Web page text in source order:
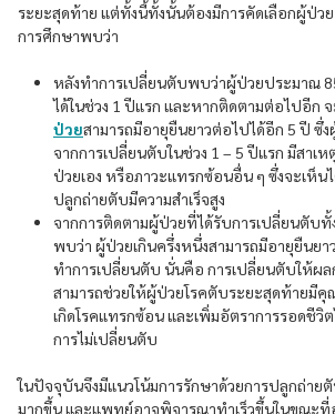
ระยะสุดท้าย แต่ทั้งนี้ทั้งนั้นต้องมีการคัดเลือกผู้ป่วย
การศึกษาพบว่า
หลังทำการเปลี่ยนตับพบว่าผู้ป่วยประมาณ
ได้ในช่วง 1 ปีแรก และหากติดตามต่อไปอีก
ป่วยสามารถมีอายุยืนยาวต่อไปได้อีก 5 ปี ซึ่
จากการเปลี่ยนตับในช่วง 1 – 5 ปีแรก มีสาเห
ป่วยเอง หรือภาวะแทรกซ้อนอื่น ๆ ซึ่งจะเห็น
ปลูกถ่ายตับมีความสำเร็จสูง
จากการติดตามผู้ป่วยที่ได้รับการเปลี่ยนตับ
พบว่า ผู้ป่วยเกินครึ่งหนึ่งสามารถมีอายุยืนยา
ทำการเปลี่ยนตับ นั่นคือ การเปลี่ยนตับให้ผล
สามารถช่วยให้ผู้ป่วยโรคตับระยะสุดท้ายมี
เกิดโรคแทรกซ้อน และเพิ่มอัตราการรอดชีวิ
การไม่เปลี่ยนตับ
ในปัจจุบันจึงมีแนวโน้มการรักษาด้วยการปลูกถ่าย
มากขึ้น และแพทย์อาจพิจารณาทำเร็วขึ้นในขณะที่